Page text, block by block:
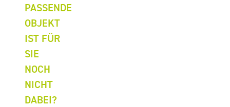
PASSENDE
OBJEKT
IST FÜR
SIE
NOCH
NICHT
DABEI?